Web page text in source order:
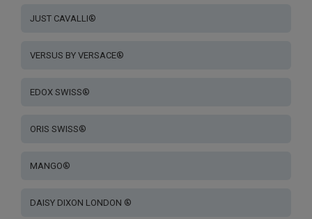
JUST CAVALLI®
VERSUS BY VERSACE®
EDOX SWISS®
ORIS SWISS®
MANGO®
DAISY DIXON LONDON ®